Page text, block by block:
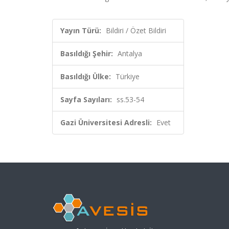
Yayın Türü: Bildiri / Özet Bildiri
Basıldığı Şehir: Antalya
Basıldığı Ülke: Türkiye
Sayfa Sayıları: ss.53-54
Gazi Üniversitesi Adresli: Evet